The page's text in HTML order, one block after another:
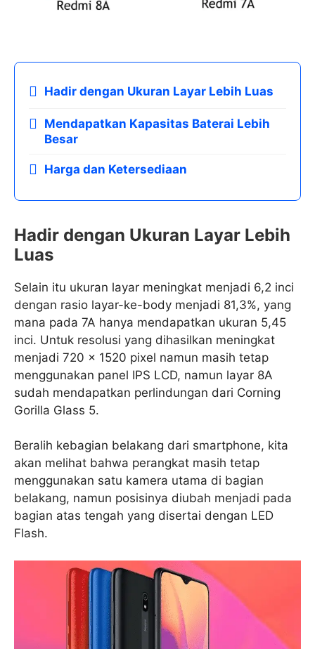
Hadir dengan Ukuran Layar Lebih Luas
Mendapatkan Kapasitas Baterai Lebih
Besar
Harga dan Ketersediaan
Hadir dengan Ukuran Layar Lebih
Luas
Selain itu ukuran layar meningkat menjadi 6,2 inci
dengan rasio layar-ke-body menjadi 81,3%, yang
mana pada 7A hanya mendapatkan ukuran 5,45
inci. Untuk resolusi yang dihasilkan meningkat
menjadi 720 x 1520 pixel namun masih tetap
menggunakan panel IPS LCD, namun layar 8A
sudah mendapatkan perlindungan dari Corning
Gorilla Glass 5.
Beralih kebagian belakang dari smartphone, kita
akan melihat bahwa perangkat masih tetap
menggunakan satu kamera utama di bagian
belakang, namun posisinya diubah menjadi pada
bagian atas tengah yang disertai dengan LED
Flash.